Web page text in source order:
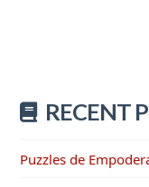
RECENT
Puzzles de